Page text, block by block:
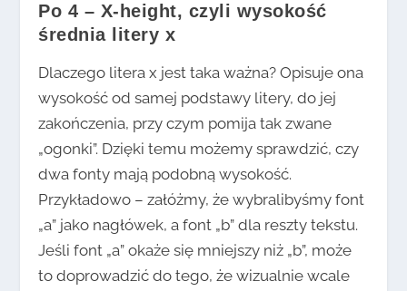
Po 4 – X-height, czyli wysokość
średnia litery x
Dlaczego litera x jest taka ważna? Opisuje ona
wysokość od samej podstawy litery, do jej
zakończenia, przy czym pomija tak zwane
„ogonki”. Dzięki temu możemy sprawdzić, czy
dwa fonty mają podobną wysokość.
Przykładowo – załóżmy, że wybralibyśmy font
„a” jako nagłówek, a font „b” dla reszty tekstu.
Jeśli font „a” okaże się mniejszy niż „b”, może
to doprowadzić do tego, że wizualnie wcale